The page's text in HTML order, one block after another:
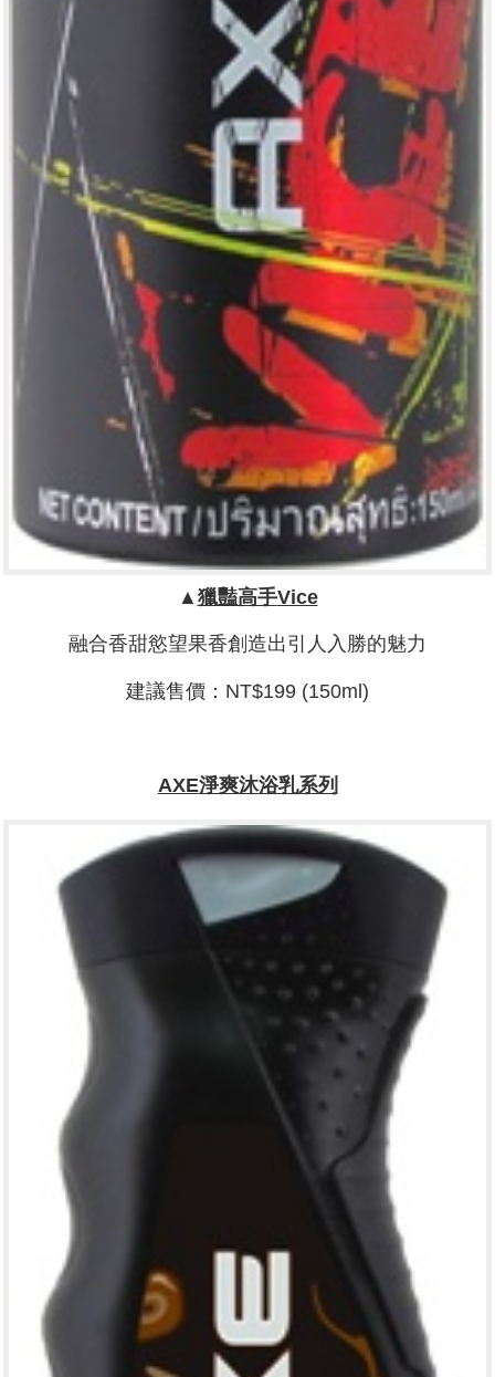
▲ 獵豔高手Vice
融合香甜慾望果香創造出引人入勝的魅力
建議售價：NT$199 (150ml)
AXE淨爽沐浴乳系列